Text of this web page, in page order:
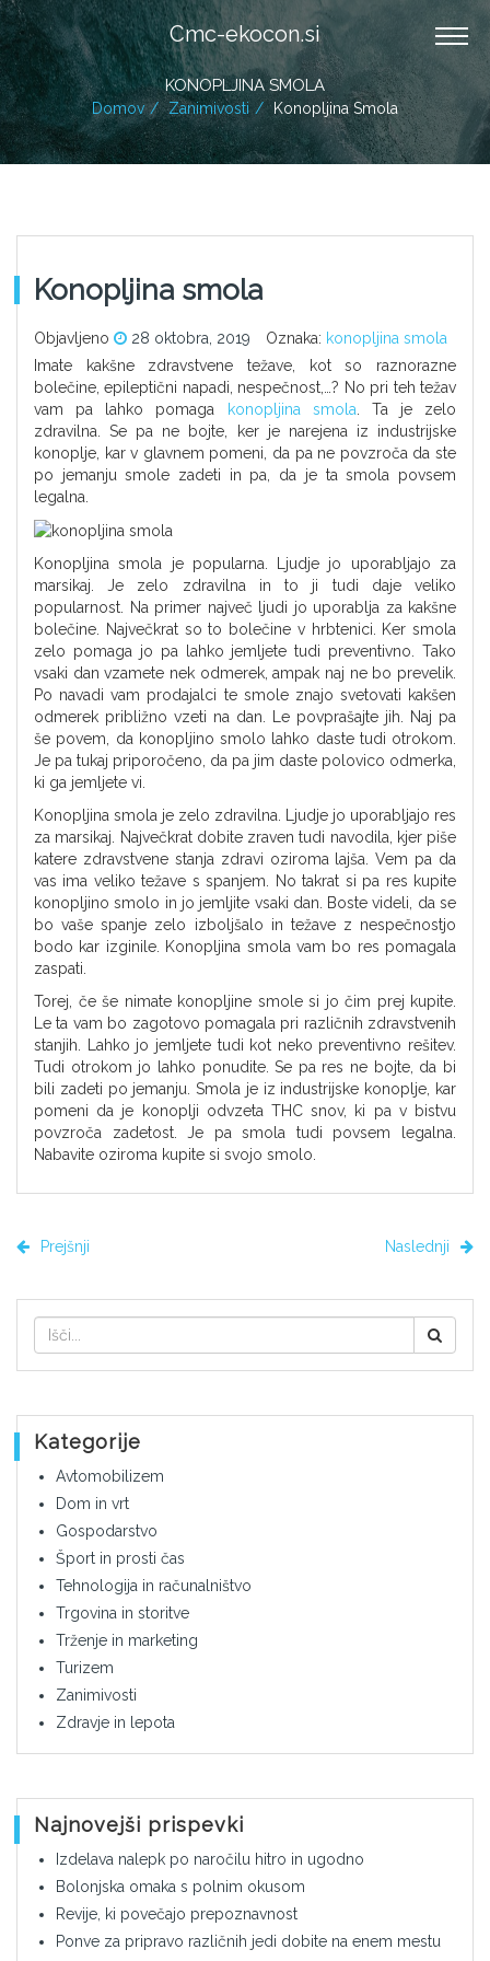
Cmc-ekocon.si
KONOPLJINA SMOLA
Domov Zanimivosti Konopljina Smola
Konopljina smola
Objavljeno 28 oktobra, 2019 Oznaka: konopljina smola
Imate kakšne zdravstvene težave, kot so raznorazne
bolečine, epileptični napadi, nespečnost,…? No pri teh težav
vam pa lahko pomaga
konopljina smola . Ta je zelo
zdravilna. Se pa ne bojte, ker je narejena iz industrijske
konoplje, kar v glavnem pomeni, da pa ne povzroča da ste
po jemanju smole zadeti in pa, da je ta smola povsem
legalna.
Konopljina smola je popularna. Ljudje jo uporabljajo za
marsikaj. Je zelo zdravilna in to ji tudi daje veliko
popularnost. Na primer največ ljudi jo uporablja za kakšne
bolečine. Največkrat so to bolečine v hrbtenici. Ker smola
zelo pomaga jo pa lahko jemljete tudi preventivno. Tako
vsaki dan vzamete nek odmerek, ampak naj ne bo prevelik.
Po navadi vam prodajalci te smole znajo svetovati kakšen
odmerek približno vzeti na dan. Le povprašajte jih. Naj pa
še povem, da konopljino smolo lahko daste tudi otrokom.
Je pa tukaj priporočeno, da pa jim daste polovico odmerka,
ki ga jemljete vi.
Konopljina smola je zelo zdravilna. Ljudje jo uporabljajo res
za marsikaj. Največkrat dobite zraven tudi navodila, kjer piše
katere zdravstvene stanja zdravi oziroma lajša. Vem pa da
vas ima veliko težave s spanjem. No takrat si pa res kupite
konopljino smolo in jo jemljite vsaki dan. Boste videli, da se
bo vaše spanje zelo izboljšalo in težave z nespečnostjo
bodo kar izginile. Konopljina smola vam bo res pomagala
zaspati.
Torej, če še nimate konopljine smole si jo čim prej kupite.
Le ta vam bo zagotovo pomagala pri različnih zdravstvenih
stanjih. Lahko jo jemljete tudi kot neko preventivno rešitev.
Tudi otrokom jo lahko ponudite. Se pa res ne bojte, da bi
bili zadeti po jemanju. Smola je iz industrijske konoplje, kar
pomeni da je konoplji odvzeta THC snov, ki pa v bistvu
povzroča zadetost. Je pa smola tudi povsem legalna.
Nabavite oziroma kupite si svojo smolo.
Prejšnji Naslednji
Kategorije
Avtomobilizem
Dom in vrt
Gospodarstvo
Šport in prosti čas
Tehnologija in računalništvo
Trgovina in storitve
Trženje in marketing
Turizem
Zanimivosti
Zdravje in lepota
Najnovejši prispevki
Izdelava nalepk po naročilu hitro in ugodno
Bolonjska omaka s polnim okusom
Revije, ki povečajo prepoznavnost
Ponve za pripravo različnih jedi dobite na enem mestu